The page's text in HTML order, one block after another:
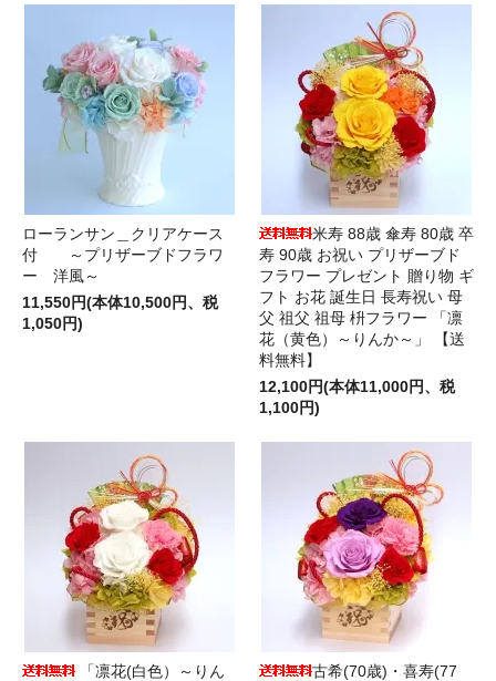
ローランサン＿クリアケース
付 ～プリザーブドフラワ
ー 洋風～
11,550円(本体10,500円、税
1,050円)
米寿 88歳 傘寿 80歳 卒
寿 90歳 お祝い プリザーブド
フラワー プレゼント 贈り物 ギ
フト お花 誕生日 長寿祝い 母
父 祖父 祖母 枡フラワー 「凛
花（黄色）～りんか～」 【送
料無料】
12,100円(本体11,000円、税
1,100円)
「凛花(白色）～りん
古希(70歳)・喜寿(77